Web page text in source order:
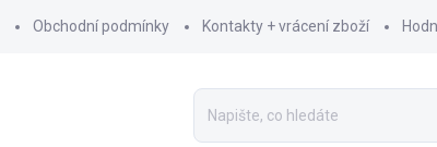
Obchodní podmínky Kontakty + vrácení zboží